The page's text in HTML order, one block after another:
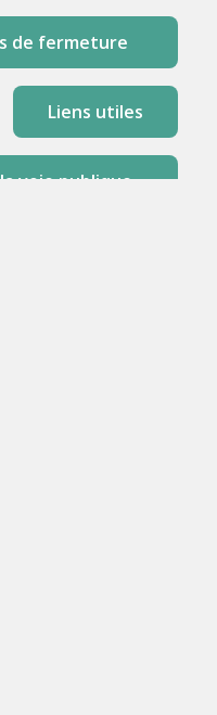
de fermeture
Liens utiles
voie publique